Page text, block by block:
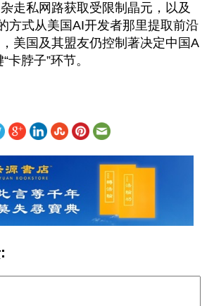
走私网路获取受限制晶元，以及
方式从美国AI开发者那里提取前沿
美国及其盟友仍控制著决定中国A
卡脖子”环节。